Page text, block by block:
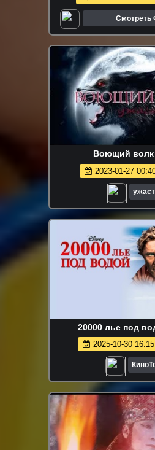
Воющий волк
2023-01-27
20000 лье под
2025-10-30 16:15